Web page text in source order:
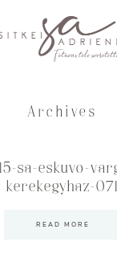
Archives
sa-eskuvo-
kerekegyhaz-071
READ MORE